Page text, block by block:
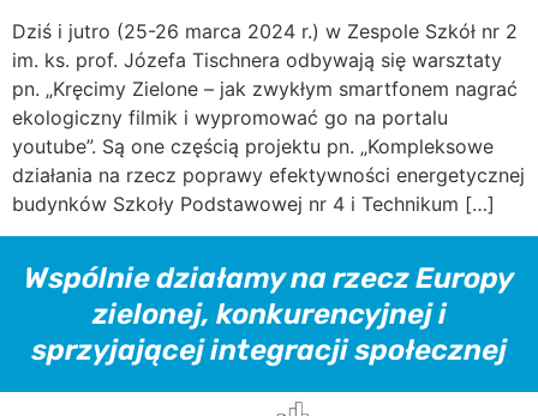
Dziś i jutro (25-26 marca 2024 r.) w Zespole Szkół nr 2
im. ks. prof. Józefa Tischnera odbywają się warsztaty
pn. „Kręcimy Zielone – jak zwykłym smartfonem nagrać
ekologiczny filmik i wypromować go na portalu
youtube”. Są one częścią projektu pn. „Kompleksowe
działania na rzecz poprawy efektywności energetycznej
budynków Szkoły Podstawowej nr 4 i Technikum […]
Wspólnie działamy na rzecz Europy
zielonej, konkurencyjnej i
sprzyjającej integracji społecznej